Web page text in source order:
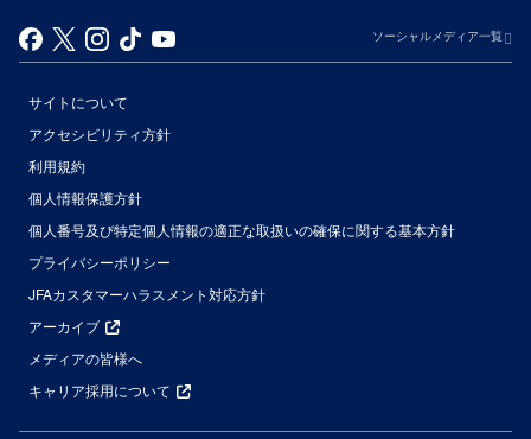
ソーシャルメディア一覧
サイトについて
アクセシビリティ方針
利用規約
個人情報保護方針
個人番号及び特定個人情報の適正な取扱いの確保に関する基本方針
プライバシーポリシー
JFAカスタマーハラスメント対応方針
アーカイブ
メディアの皆様へ
キャリア採用について